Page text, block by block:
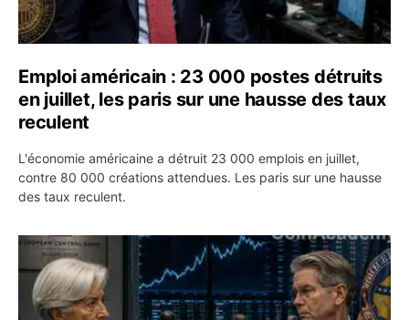
Emploi américain : 23 000 postes détruits
en juillet, les paris sur une hausse des taux
reculent
L'économie américaine a détruit 23 000 emplois en juillet,
contre 80 000 créations attendues. Les paris sur une hausse
des taux reculent.
Yen : Washington a vendu des euros sans prévenir la